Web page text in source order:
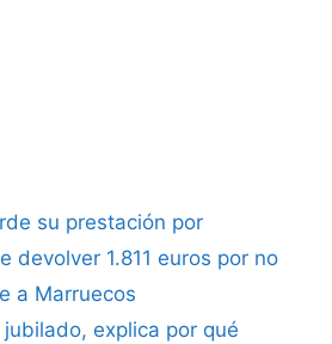
su prestación por
devolver 1.811 euros por no
a Marruecos
explica por qué